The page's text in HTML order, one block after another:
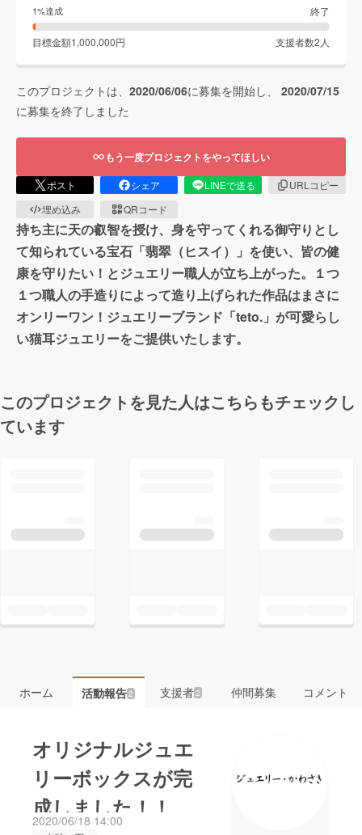
1%達成 終了
目標金額1,000,000円 支援者数2 人
このプロジェクトは、 2020/06/06に募集を開始し、 2020/07/15
に募集を終了しました
もう一度プロジェクトをやってほしい
ポスト シェア LINEで送る
URLコピー
埋め込み
QRコード
持ち主に天の叡智を授け、身を守ってくれる御守りとし
て知られている宝石「翡翠（ヒスイ）」を使い、皆の健
康を守りたい！とジュエリー職人が立ち上がった。１つ
１つ職人の手造りによって造り上げられた作品はまさに
オンリーワン！ジュエリーブランド「teto.」が可愛らし
い猫耳ジュエリーをご提供いたします。
このプロジェクトを見た人はこちらもチェックし
ています
ホーム 活動報告2 支援者 2 仲間募集 コメント
オリジナルジュエ
リーボックスが完
成しました！！
2020/06/18 14:00